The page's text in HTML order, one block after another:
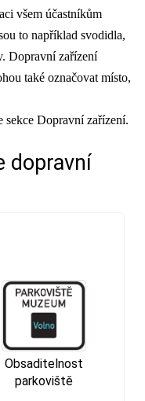
všem účastníkům
to například svodidla,
Dopravní zařízení
také označovat místo,
sekce Dopravní zařízení.
dopravní
Obsaditelnost
parkoviště